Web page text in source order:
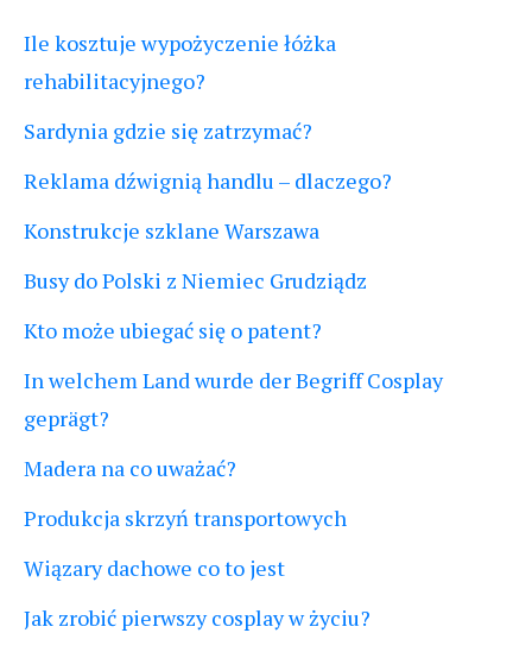
Ile kosztuje wypożyczenie łóżka
rehabilitacyjnego?
Sardynia gdzie się zatrzymać?
Reklama dźwignią handlu – dlaczego?
Konstrukcje szklane Warszawa
Busy do Polski z Niemiec Grudziądz
Kto może ubiegać się o patent?
In welchem Land wurde der Begriff Cosplay
geprägt?
Madera na co uważać?
Produkcja skrzyń transportowych
Wiązary dachowe co to jest
Jak zrobić pierwszy cosplay w życiu?